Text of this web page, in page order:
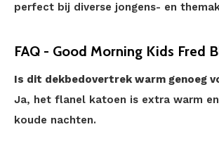
perfect bij diverse jongens- en
FAQ - Good Morning Kids Fred
Is dit dekbedovertrek warm genoeg
Ja, het flanel katoen is extra warm
koude nachten.